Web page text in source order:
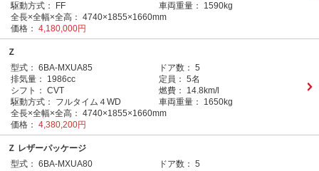
駆動方式：
FF 車両重量：
1590kg
全長×全幅×全高： 4740×1855×1660mm
価格： 4,180,000円
Ｚ
型式： 6BA-MXUA85 ドア数： 5
排気量：
1986cc 定員： 5名
シフト： CVT 燃費：
14.8km/l
駆動方式：
フルタイム４WD 車両重量：
1650kg
全長×全幅×全高： 4740×1855×1660mm
価格： 4,380,200円
Ｚ レザーパッケージ
型式： 6BA-MXUA80 ドア数： 5